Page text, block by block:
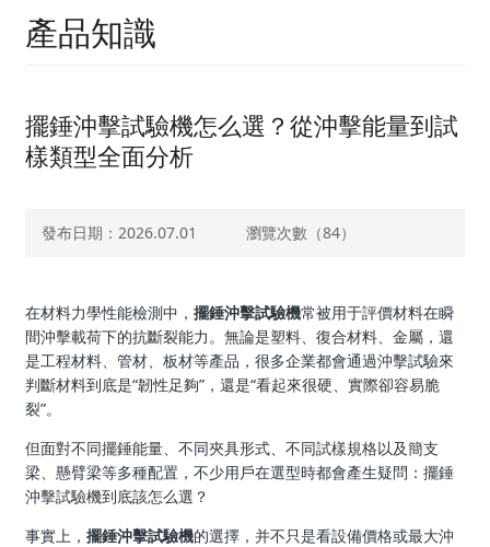
產品知識
擺錘沖擊試驗機怎么選？從沖擊能量到試
樣類型全面分析
發布日期：2026.07.01 瀏覽次數（84）
在材料力學性能檢測中，擺錘沖擊試驗機常被用于評價材料在瞬
間沖擊載荷下的抗斷裂能力。無論是塑料、復合材料、金屬，還
是工程材料、管材、板材等產品，很多企業都會通過沖擊試驗來
判斷材料到底是“韌性足夠”，還是“看起來很硬、實際卻容易脆
裂”。
但面對不同擺錘能量、不同夾具形式、不同試樣規格以及簡支
梁、懸臂梁等多種配置，不少用戶在選型時都會產生疑問：擺錘
沖擊試驗機到底該怎么選？
事實上，擺錘沖擊試驗機的選擇，并不只是看設備價格或最大沖